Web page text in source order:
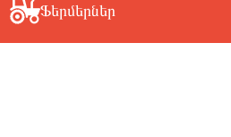
Ֆերմերներ